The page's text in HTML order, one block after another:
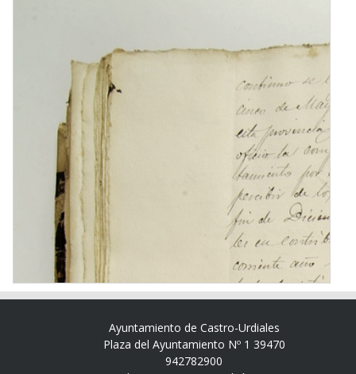
Ayuntamiento de Castro-Urdiales
Plaza del Ayuntamiento Nº 1 39470
942782900